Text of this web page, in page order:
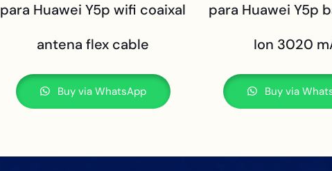
para Huawei Y5p wifi coaixal
antena flex cable
Buy via WhatsApp
para Huawei Y5p
Ion 3020
Buy via